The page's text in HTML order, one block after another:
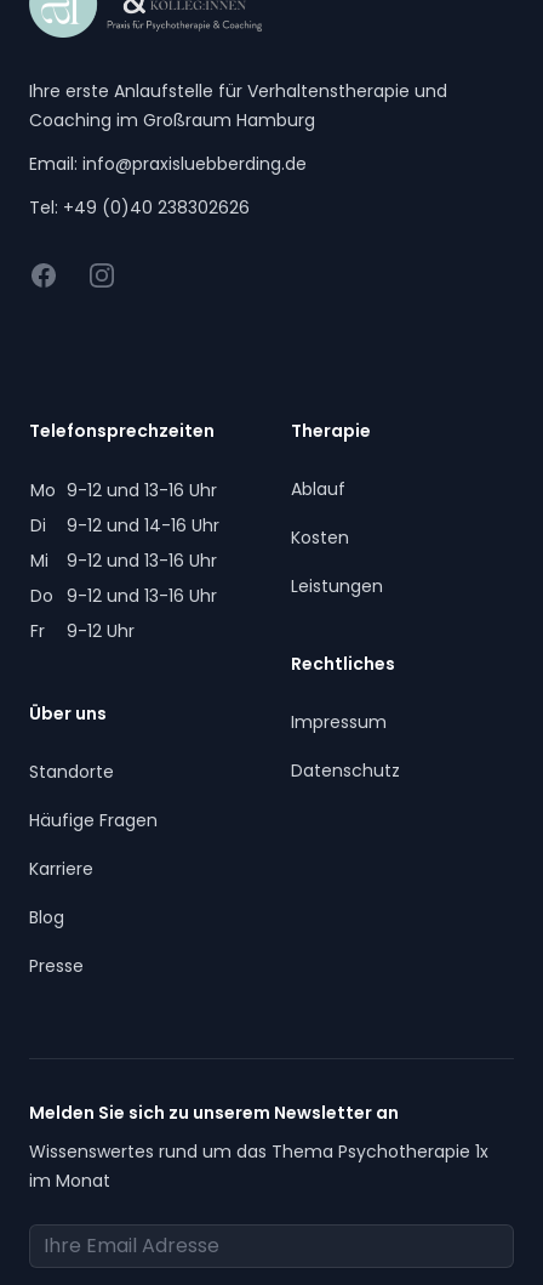
Ihre erste Anlaufstelle für Verhaltenstherapie und
Coaching im Großraum Hamburg
Email: info@praxisluebberding.de
Tel: +49 (0)40 238302626
FacebookInstagram
Telefonsprechzeiten
Mo 9-12 und 13-16 Uhr
Di
9-12 und 14-16 Uhr
Mi
9-12 und 13-16 Uhr
Do 9-12 und 13-16 Uhr
Fr
9-12 Uhr
Über uns
Standorte
Häufige Fragen
Karriere
Blog
Presse
Therapie
Ablauf
Kosten
Leistungen
Rechtliches
Impressum
Datenschutz
Melden Sie sich zu unserem Newsletter an
Wissenswertes rund um das Thema Psychotherapie 1x
im Monat
Email Adresse